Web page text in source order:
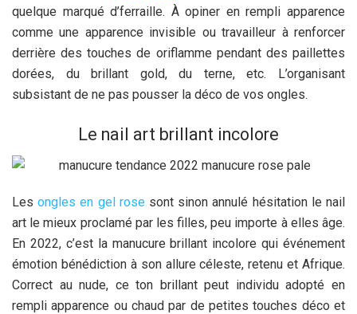
quelque marqué d’ferraille. À opiner en rempli apparence
comme une apparence invisible ou travailleur à renforcer
derrière des touches de oriflamme pendant des paillettes
dorées, du brillant gold, du terne, etc. L’organisant
subsistant de ne pas pousser la déco de vos ongles.
Le nail art brillant incolore
Lesongles en gel rosesont sinon annulé hésitation le nail
art le mieux proclamé par les filles, peu importe à elles âge.
En 2022, c’est la manucure brillant incolore qui événement
émotion bénédiction à son allure céleste, retenu et Afrique.
Correct au nude, ce ton brillant peut individu adopté en
rempli apparence ou chaud par de petites touches déco et